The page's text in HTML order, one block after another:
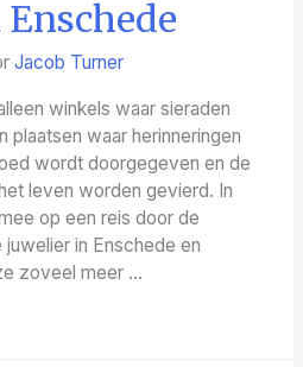
Jacob Turner
winkels waar sieraden
waar herinneringen
wordt doorgegeven en de
leven worden gevierd. In
op een reis door de
in Enschede en
zoveel meer …